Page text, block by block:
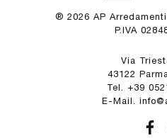
® 2026 AP
P.IVA
Via
43122
Tel. +39
E-Mail.